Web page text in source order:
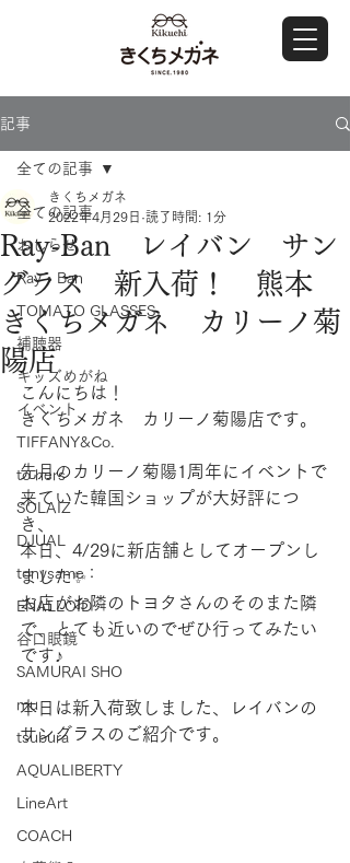
記事
全ての記事
おしらせ
Ray・Ban
TOMATO GLASSES
補聴器
キッズめがね
イベント
TIFFANY&Co.
to hers
SOLAIZ
DJUAL
tonysame：
ENALLOID
谷口眼鏡
SAMURAI SHO
mu
tsubura
AQUALIBERTY
LineArt
COACH
全ての記事
Ray-Ban レイバン サン
グラス 新入荷！ 熊本
きくちメガネ カリーノ菊
陽店
きくちメガネ
2022年4月29日 読了時間: 1分
こんにちは！
きくちメガネ　カリーノ菊陽店です。
先月のカリーノ菊陽1周年にイベントで
来ていた韓国ショップが大好評につ
き、
本日、4/29に新店舗としてオープンし
ました✨
お店がお隣のトヨタさんのそのまた隣
で、とても近いのでぜひ行ってみたい
です♪
本日は新入荷致しました、レイバンの
サングラスのご紹介です。